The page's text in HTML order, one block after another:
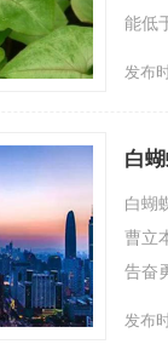
能低
发布
白
白蝴
曹立
告奋
发布